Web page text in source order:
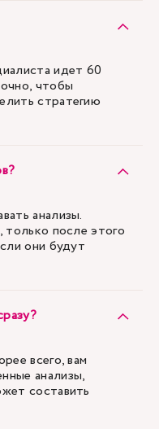
идет 60
чтобы
стратегию
анализы.
только после этого
они будут
всего, вам
анализы,
составить